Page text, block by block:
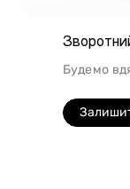
Будемо